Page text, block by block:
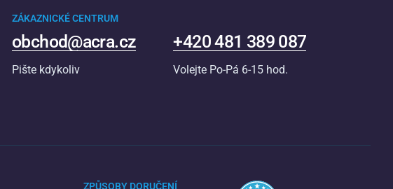
ZÁKAZNICKÉ CENTRUM
obchod@acra.cz
Pište kdykoliv
+420 481 389 087
Volejte Po-Pá 6-15 hod.
ZPŮSOBY DORUČENÍ